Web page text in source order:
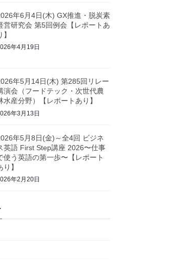
年6月4日(木) GX推進・脱炭素
営研究会 第5回例会【レポートあ
】
年4月19日
年5月14日(木) 第285回リレー
演会（フードテック・次世代農
水産分野）【レポートあり】
年3月13日
年5月8日(金)～全4回 ビジネ
英語 First Step講座 2026〜仕事
使う英語の第一歩〜【レポート
り】
年2月20日